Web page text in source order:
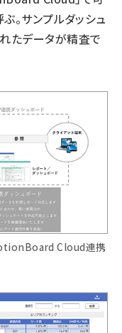
。サンプルダッシュ
たデータが精査で
Cloud連携